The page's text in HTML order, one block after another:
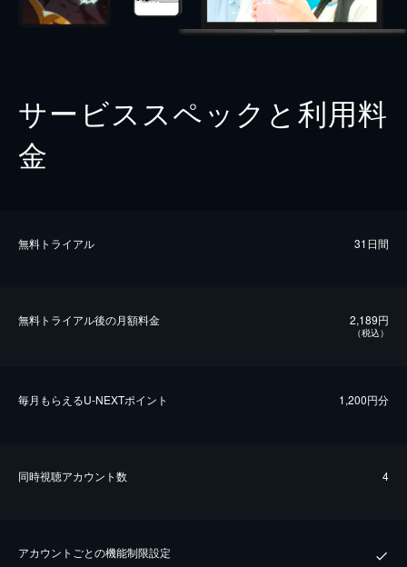
サービススペックと利用料
金
無料トライアル 31日間
無料トライアル後の⽉額料金 2,189円
（税込）
毎⽉もらえるU-NEXTポイント 1,200円分
同時視聴アカウント数 4
アカウントごとの機能制限設定